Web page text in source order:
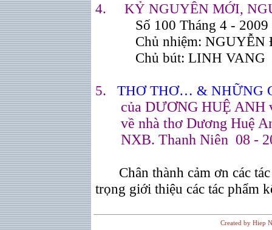
4. KỶ NGUYÊN MỚI,
Số 100 Tháng 4 - 2009
Chủ nhiệm: NGUYỄN
Chủ bút: LINH VANG
5.
THƠ THƠ… & NHỮNG
của DƯƠNG HUỆ ANH
về nhà thơ Dương Huệ
NXB. Thanh Niên 08 -
Chân thành cảm ơn các
trọng giới thiệu các tác phẩm
Created by Hiep